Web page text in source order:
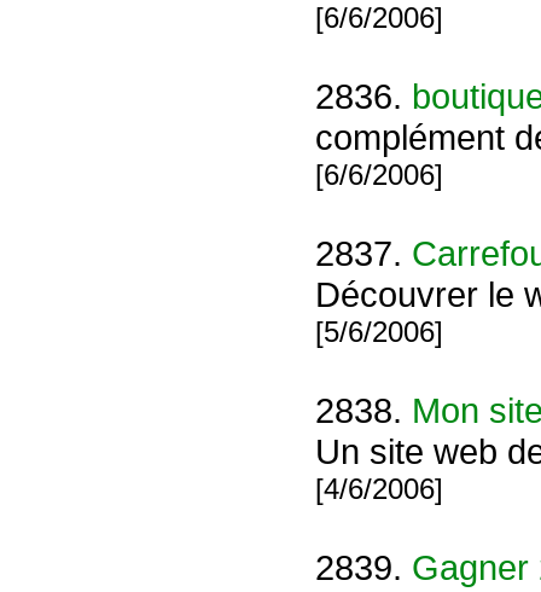
[6/6/2006]
2836.
complément
[6/6/2006]
2837.
Découvrer le
[5/6/2006]
2838. Mon
Un site web
[4/6/2006]
2839. Gagner